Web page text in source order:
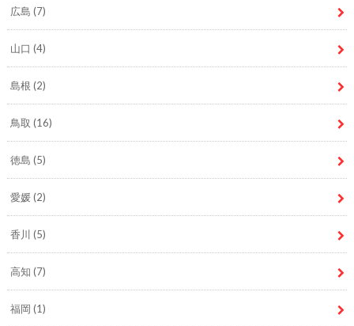
広島 (7)
山口 (4)
島根 (2)
鳥取 (16)
徳島 (5)
愛媛(2)
香川 (5)
高知 (7)
福岡 (1)